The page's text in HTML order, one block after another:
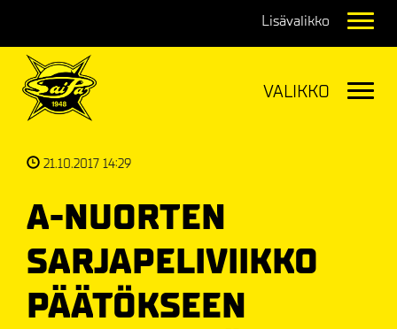
21.10.2017 14:29
A-NUORTEN
SARJAPELIVIIKKO
PÄÄTÖKSEEN